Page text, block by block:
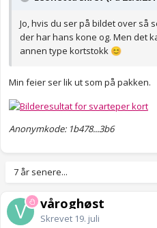
Jo, hvis du ser på bildet over så
der har hans kone og. Men det
annen type kortstokk 😊
Min feier ser lik ut som på pakken.
Anonymkode: 1b478...3b6
7 år senere...
våroghøst
Skrevet 19. juli